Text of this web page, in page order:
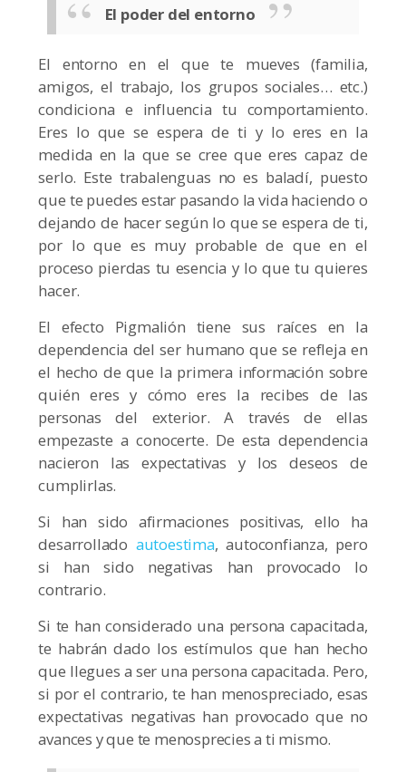
El poder del entorno
El entorno en el que te mueves (familia,
amigos, el trabajo, los grupos sociales… etc.)
condiciona e influencia tu comportamiento.
Eres lo que se espera de ti y lo eres en la
medida en la que se cree que eres capaz de
serlo. Este trabalenguas no es baladí, puesto
que te puedes estar pasando la vida haciendo o
dejando de hacer según lo que se espera de ti,
por lo que es muy probable de que en el
proceso pierdas tu esencia y lo que tu quieres
hacer.
El efecto Pigmalión tiene sus raíces en la
dependencia del ser humano que se refleja en
el hecho de que la primera información sobre
quién eres y cómo eres la recibes de las
personas del exterior. A través de ellas
empezaste a conocerte. De esta dependencia
nacieron las expectativas y los deseos de
cumplirlas.
Si han sido afirmaciones positivas, ello ha
desarrollado autoestima, autoconfianza, pero
si han sido negativas han provocado lo
contrario.
Si te han considerado una persona capacitada,
te habrán dado los estímulos que han hecho
que llegues a ser una persona capacitada. Pero,
si por el contrario, te han menospreciado, esas
expectativas negativas han provocado que no
avances y que te menosprecies a ti mismo.